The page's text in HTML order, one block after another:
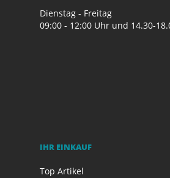
Dienstag - Freitag
09:00 - 12:00 Uhr und 14.30-
IHR EINKAUF
Top Artikel